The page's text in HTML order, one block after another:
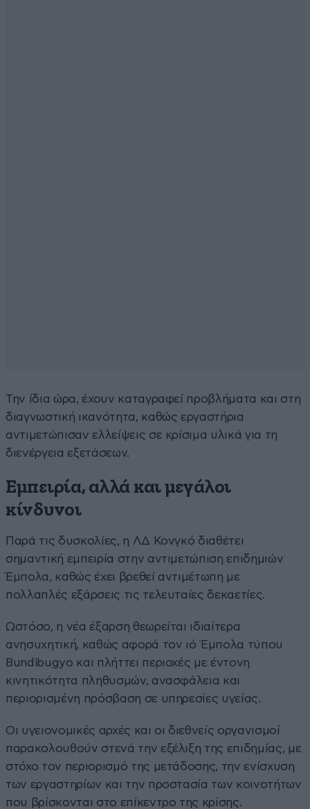
Την ίδια ώρα, έχουν καταγραφεί προβλήματα και στη
διαγνωστική ικανότητα, καθώς εργαστήρια
αντιμετώπισαν ελλείψεις σε κρίσιμα υλικά για τη
διενέργεια εξετάσεων.
Εμπειρία, αλλά και μεγάλοι
κίνδυνοι
Παρά τις δυσκολίες, η ΛΔ Κονγκό διαθέτει
σημαντική εμπειρία στην αντιμετώπιση επιδημιών
Έμπολα, καθώς έχει βρεθεί αντιμέτωπη με
πολλαπλές εξάρσεις τις τελευταίες δεκαετίες.
Ωστόσο, η νέα έξαρση θεωρείται ιδιαίτερα
ανησυχητική, καθώς αφορά τον ιό Έμπολα τύπου
Bundibugyo και πλήττει περιοχές με έντονη
κινητικότητα πληθυσμών, ανασφάλεια και
περιορισμένη πρόσβαση σε υπηρεσίες υγείας.
Οι υγειονομικές αρχές και οι διεθνείς οργανισμοί
παρακολουθούν στενά την εξέλιξη της επιδημίας, με
στόχο τον περιορισμό της μετάδοσης, την ενίσχυση
των εργαστηρίων και την προστασία των κοινοτήτων
που βρίσκονται στο επίκεντρο της κρίσης.